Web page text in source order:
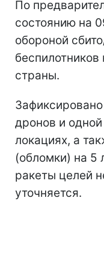
По
состоянию на
обороной
беспилотников
страны.
дронов и
локациях, а
(обломки) на 5
ракеты целей
уточняется.